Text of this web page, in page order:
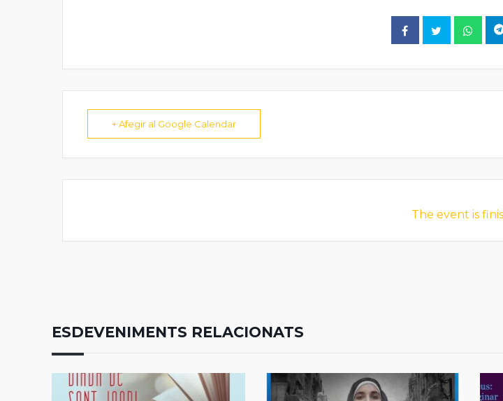
+ Afegir al Google Calendar
The event is
ESDEVENIMENTS RELACIONATS